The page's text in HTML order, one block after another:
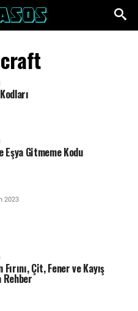
Gitmeme Kodu
2023
Çit, Fener ve Kayış
Rehber